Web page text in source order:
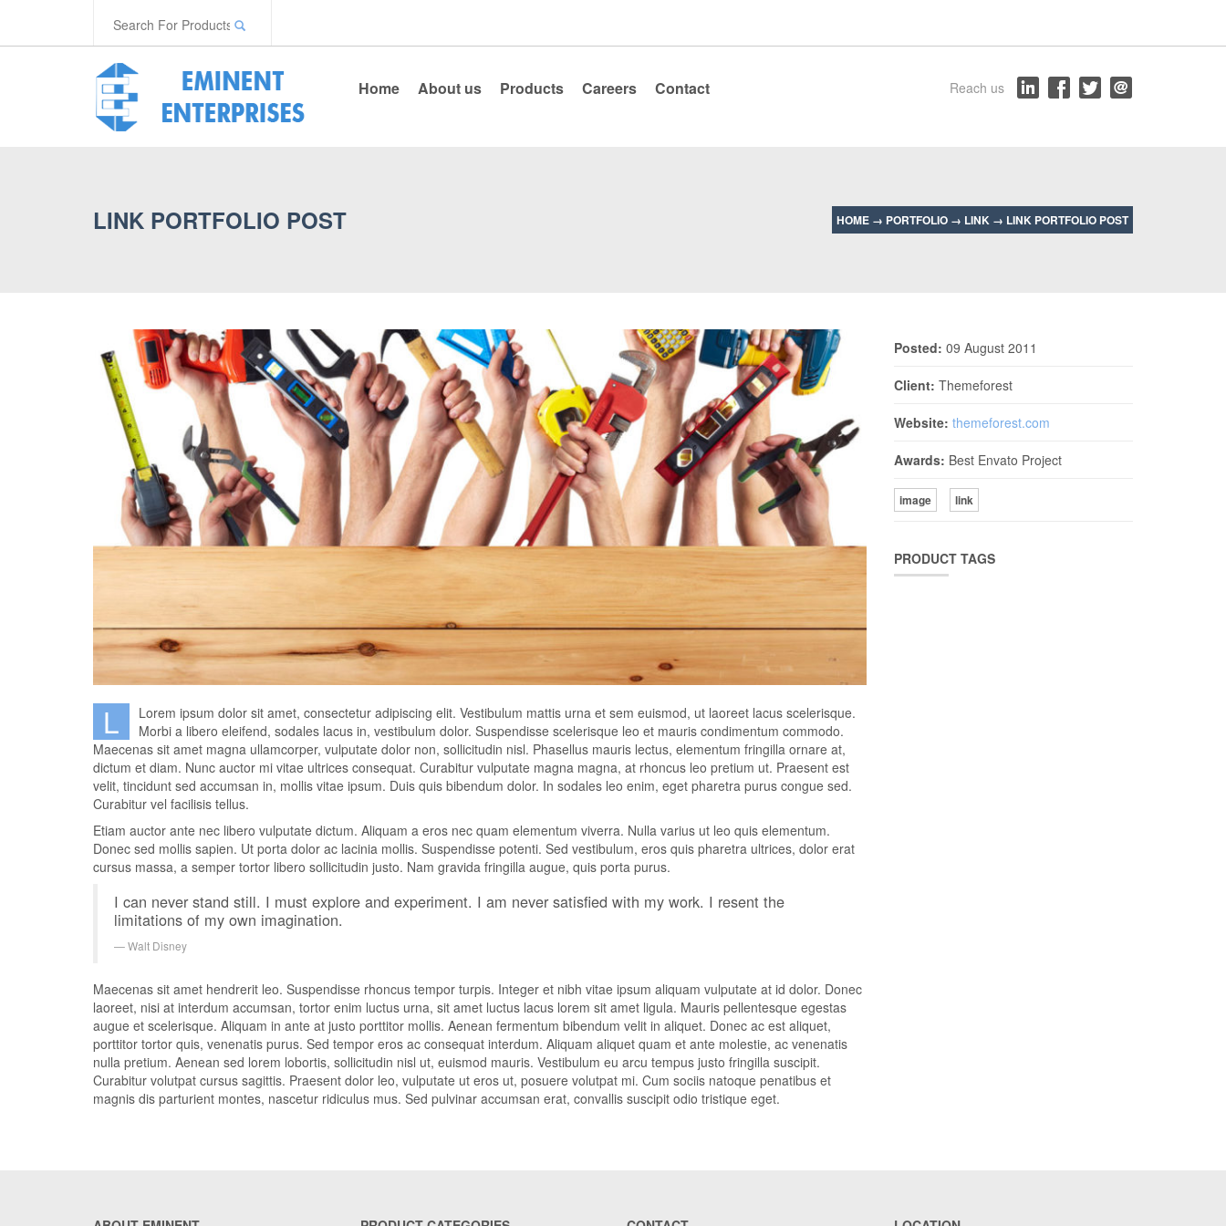
Reach us
Home About us Products Careers Contact
LINK PORTFOLIO POST HOME → PORTFOLIO → LINK → LINK PORTFOLIO POST
L
Lorem ipsum dolor sit amet, consectetur adipiscing elit. Vestibulum mattis urna et sem euismod, ut laoreet lacus scelerisque.
Morbi a libero eleifend, sodales lacus in, vestibulum dolor. Suspendisse scelerisque leo et mauris condimentum commodo.
Maecenas sit amet magna ullamcorper, vulputate dolor non, sollicitudin nisl. Phasellus mauris lectus, elementum fringilla ornare at,
dictum et diam. Nunc auctor mi vitae ultrices consequat. Curabitur vulputate magna magna, at rhoncus leo pretium ut. Praesent est
velit, tincidunt sed accumsan in, mollis vitae ipsum. Duis quis bibendum dolor. In sodales leo enim, eget pharetra purus congue sed.
Curabitur vel facilisis tellus.
Etiam auctor ante nec libero vulputate dictum. Aliquam a eros nec quam elementum viverra. Nulla varius ut leo quis elementum.
Donec sed mollis sapien. Ut porta dolor ac lacinia mollis. Suspendisse potenti. Sed vestibulum, eros quis pharetra ultrices, dolor erat
cursus massa, a semper tortor libero sollicitudin justo. Nam gravida fringilla augue, quis porta purus.
I can never stand still. I must explore and experiment. I am never satisfied with my work. I resent the
limitations of my own imagination.
Walt Disney
Maecenas sit amet hendrerit leo. Suspendisse rhoncus tempor turpis. Integer et nibh vitae ipsum aliquam vulputate at id dolor. Donec
laoreet, nisi at interdum accumsan, tortor enim luctus urna, sit amet luctus lacus lorem sit amet ligula. Mauris pellentesque egestas
augue et scelerisque. Aliquam in ante at justo porttitor mollis. Aenean fermentum bibendum velit in aliquet. Donec ac est aliquet,
porttitor tortor quis, venenatis purus. Sed tempor eros ac consequat interdum. Aliquam aliquet quam et ante molestie, ac venenatis
nulla pretium. Aenean sed lorem lobortis, sollicitudin nisl ut, euismod mauris. Vestibulum eu arcu tempus justo fringilla suscipit.
Curabitur volutpat cursus sagittis. Praesent dolor leo, vulputate ut eros ut, posuere volutpat mi. Cum sociis natoque penatibus et
magnis dis parturient montes, nascetur ridiculus mus. Sed pulvinar accumsan erat, convallis suscipit odio tristique eget.
Posted: 09 August 2011
Client: Themeforest
Website: themeforest.com
Awards: Best Envato Project
image link
PRODUCT TAGS